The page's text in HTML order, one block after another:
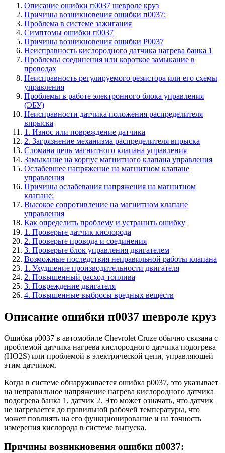
Описание ошибки п0037 шевроле круз
Причины возникновения ошибки п0037:
Проблема в системе зажигания
Симптомы ошибки п0037
Причины возникновения ошибки P0037
Неисправность кислородного датчика нагрева банка 1
Проблемы соединения или короткое замыкание в
проводах
Неисправность регулируемого резистора или его схемы
управления
Проблемы в работе электронного блока управления
(ЭБУ)
Неисправности датчика положения распределителя
впрыска
1. Износ или повреждение датчика
2. Загрязнение механизма распределителя впрыска
Сломана цепь магнитного клапана управления
Замыкание на корпус магнитного клапана управления
Ослабевшее напряжение на магнитном клапане
управления
Причины ослабевания напряжения на магнитном
клапане:
Высокое сопротивление на магнитном клапане
управления
Как определить проблему и устранить ошибку
1. Проверьте датчик кислорода
2. Проверьте провода и соединения
3. Проверьте блок управления двигателем
Возможные последствия неправильной работы клапана
1. Ухудшение производительности двигателя
2. Повышенный расход топлива
3. Повреждение двигателя
4. Повышенные выбросы вредных веществ
Описание ошибки п0037 шевроле круз
Ошибка p0037 в автомобиле Chevrolet Cruze обычно связана с
проблемой датчика нагрева кислородного датчика подогрева
(HO2S) или проблемой в электрической цепи, управляющей
этим датчиком.
Когда в системе обнаруживается ошибка p0037, это указывает
на неправильное напряжение нагрева кислородного датчика
подогрева банка 1, датчик 2. Это может означать, что датчик
не нагревается до правильной рабочей температуры, что
может повлиять на его функционирование и на точность
измерения кислорода в системе выпуска.
Причины возникновения ошибки п0037: